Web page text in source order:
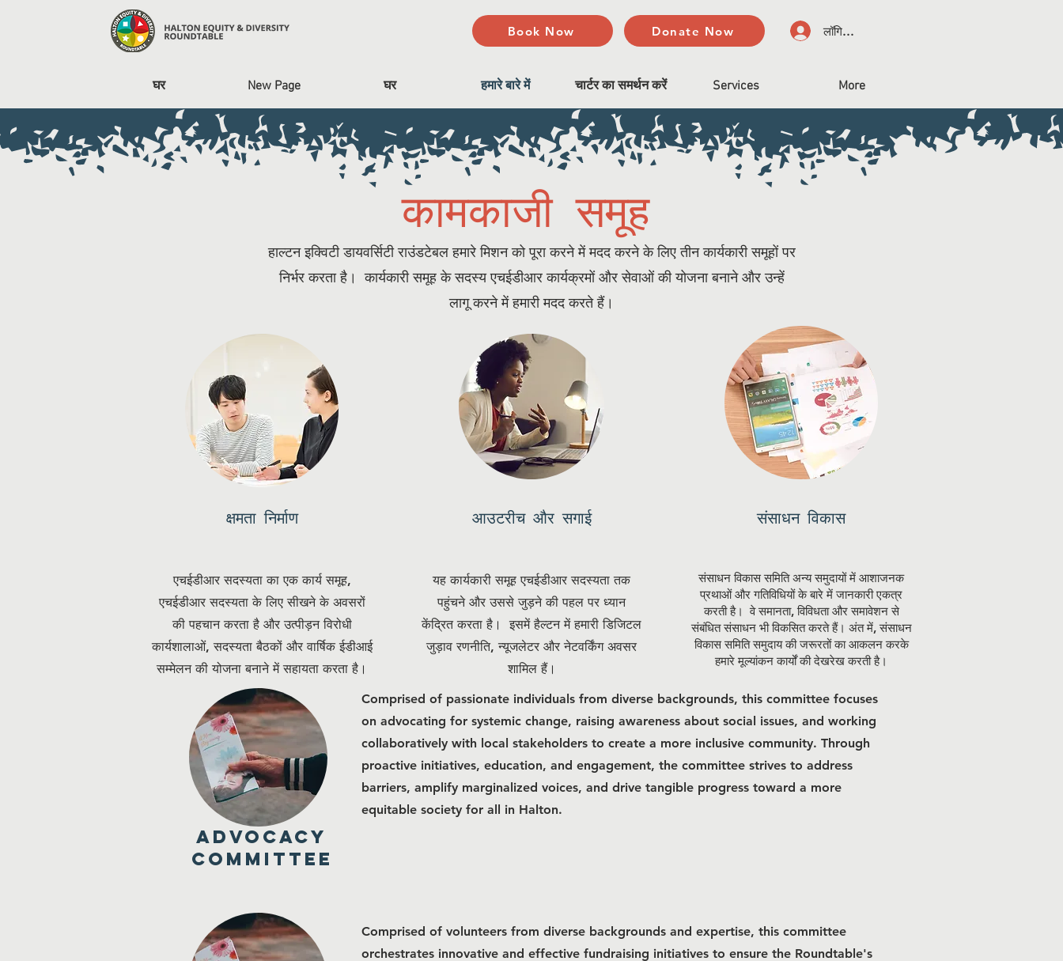
Book Now Donate Now लॉगिन करें
घर New Page घर हमारे बारे में चार्टर का समर्थन करें Services More
कामकाजी समूह
हाल्टन इक्विटी डायवर्सिटी राउंडटेबल हमारे मिशन को पूरा करने में मदद करने के लिए तीन कार्यकारी समूहों पर
निर्भर करता है। कार्यकारी समूह के सदस्य एचईडीआर कार्यक्रमों और सेवाओं की योजना बनाने और उन्हें
लागू करने में हमारी मदद करते हैं।
क्षमता निर्माण आउटरीच और सगाई संसाधन विकास
एचईडीआर सदस्यता का एक कार्य समूह,
एचईडीआर सदस्यता के लिए सीखने के अवसरों
की पहचान करता है और उत्पीड़न विरोधी
कार्यशालाओं, सदस्यता बैठकों और वार्षिक ईडीआई
सम्मेलन की योजना बनाने में सहायता करता है।
यह कार्यकारी समूह एचईडीआर सदस्यता तक
पहुंचने और उससे जुड़ने की पहल पर ध्यान
केंद्रित करता है। इसमें हैल्टन में हमारी डिजिटल
जुड़ाव रणनीति, न्यूजलेटर और नेटवर्किंग अवसर
शामिल हैं।
संसाधन विकास समिति अन्य समुदायों में आशाजनक
प्रथाओं और गतिविधियों के बारे में जानकारी एकत्र
करती है। वे समानता, विविधता और समावेशन से
संबंधित संसाधन भी विकसित करते हैं। अंत में, संसाधन
विकास समिति समुदाय की जरूरतों का आकलन करके
हमारे मूल्यांकन कार्यों की देखरेख करती है।
ADVOCACY
COMMITTEE
Comprised of passionate individuals from diverse backgrounds, this committee focuses
on advocating for systemic change, raising awareness about social issues, and working
collaboratively with local stakeholders to create a more inclusive community. Through
proactive initiatives, education, and engagement, the committee strives to address
barriers, amplify marginalized voices, and drive tangible progress toward a more
equitable society for all in Halton.
Comprised of volunteers from diverse backgrounds and expertise, this committee
orchestrates innovative and effective fundraising initiatives to ensure the Roundtable's